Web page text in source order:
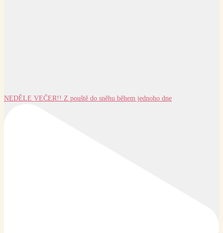
NEDĚLE VEČER!! Z pouště do sněhu během jednoho dne